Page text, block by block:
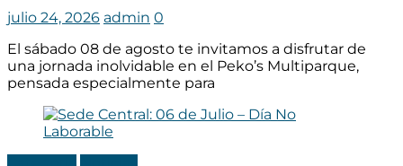
julio 24, 2026 admin 0
El sábado 08 de agosto te invitamos a disfrutar de
una jornada inolvidable en el Peko’s Multiparque,
pensada especialmente para